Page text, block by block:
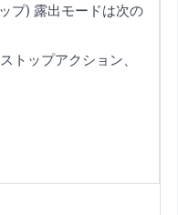
プ) 露出モードは次の
トップアクション、